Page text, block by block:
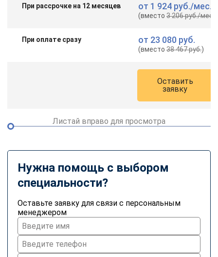
При рассрочке на 12 месяцев от 1 924 руб./мес.
(вместо3 206 руб./мес.
При оплате сразу от 23 080 руб.
(вместо38 467 руб.)
Оставить
заявку
Листай вправо для просмотра
Нужна помощь с выбором
специальности?
Оставьте заявку для связи с персональным
менеджером
Мессенджеры
Свяжитесь с нами через любой удобный мессенджер!
Telegram
Vkontakte EMail